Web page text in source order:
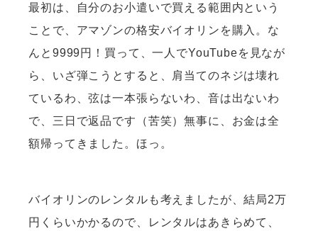
最初は、自分のお小遣いで買える範囲内という
ことで、アマゾンの格安バイオリンを購入。な
んと9999円！買って、一人でYouTubeを見なが
ら、いざ弾こうとすると、肩当てのネジは壊れ
ているわ、弦は一本張らないわ、音は出ないわ
で、三日で返品です（苦笑）無事に、お金は全
額帰ってきました。ほっ。
バイオリンのレンタルも考えましたが、結局2万
円くらいかかるので、レンタルはあきらめて、